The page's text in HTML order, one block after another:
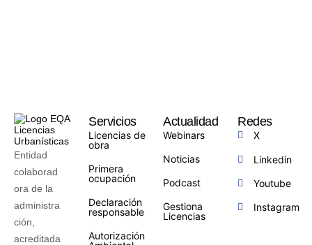
Entidad
colaborad
ora de la
administra
ción,
acreditada
Servicios
Licencias de
obra
Primera
ocupación
Declaración
responsable
Autorización
Actualidad
Webinars
Noticias
Podcast
Gestiona
Licencias
Redes
X
Linkedin
Youtube
Instagram